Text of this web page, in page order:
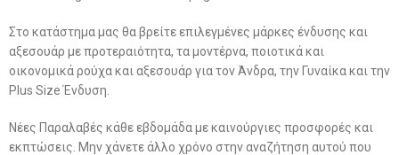
Στο κατάστημα μας θα βρείτε επιλεγμένες μάρκες ένδυσης και
αξεσουάρ με προτεραιότητα, τα μοντέρνα, ποιοτικά και
οικονομικά ρούχα και αξεσουάρ για τον Άνδρα, την Γυναίκα και την
Plus Size Ένδυση.
Νέες Παραλαβές κάθε εβδομάδα με καινούργιες προσφορές και
εκπτώσεις. Μην χάνετε άλλο χρόνο στην αναζήτηση αυτού που